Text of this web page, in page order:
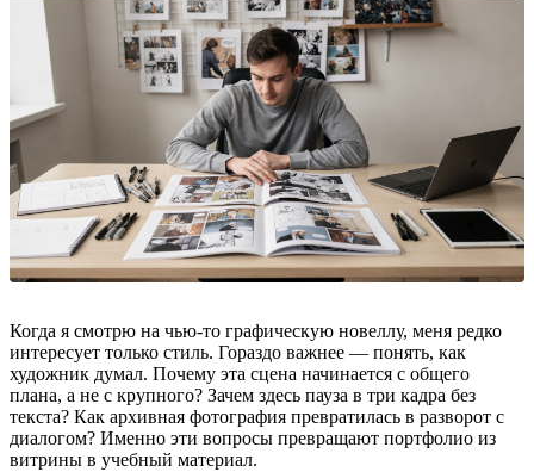
Когда я смотрю на чью-то графическую новеллу, меня редко
интересует только стиль. Гораздо важнее — понять, как
художник думал. Почему эта сцена начинается с общего
плана, а не с крупного? Зачем здесь пауза в три кадра без
текста? Как архивная фотография превратилась в разворот с
диалогом? Именно эти вопросы превращают портфолио из
витрины в учебный материал.